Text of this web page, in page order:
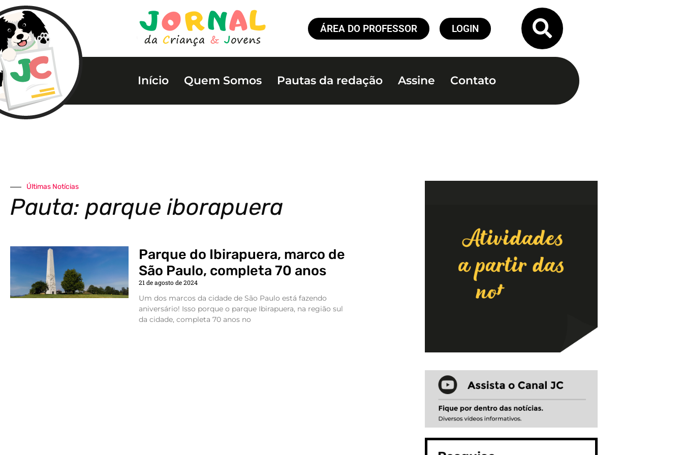
ÁREA DO PROFESSOR LOGIN
Início Quem Somos Pautas da redação Assine Contato
Últimas Notícias
Pauta: parque iborapuera
Parque do Ibirapuera, marco de
São Paulo, completa 70 anos
21 de agosto de 2024
Um dos marcos da cidade de São Paulo está fazendo
aniversário! Isso porque o parque Ibirapuera, na região sul
da cidade, completa 70 anos no